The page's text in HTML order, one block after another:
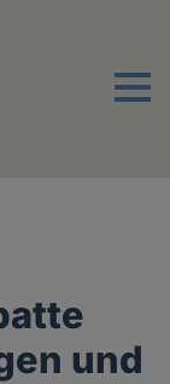
Menu
und